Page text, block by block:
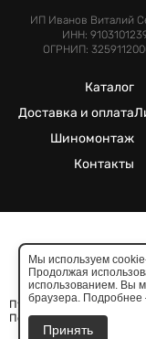
ИП Иванов Виталий
ИНН:
ОГРНИП:
Каталог
Доставка и оплата
Шиномонтаж
Контакты
Meta признана
Публичная оферта
Политика
Мы используем
Продолжая
использованием. Вы
браузера.
Принять